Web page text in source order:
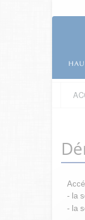
- la
- la s